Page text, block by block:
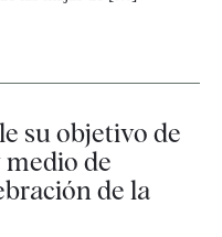
su objetivo de
de
de la